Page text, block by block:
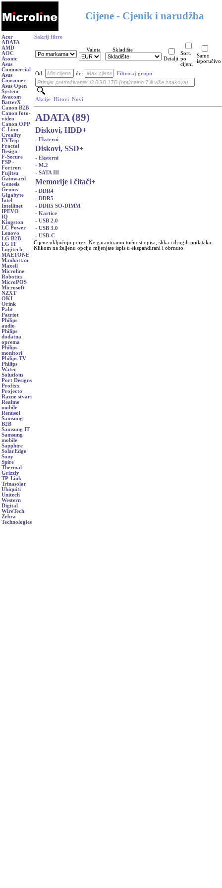
Cijene - Cjenik i narudžba
Acer
ADATA
AMD
AOC
Asonic
Asus
Commercial
Asus
Consumer
Asus Open
System
Avacom
BatterX
Canon B2B
Canon foto-
video
Canon OPP
C-Lion
Creality
EVTrip
Fractal
Design
F-Secure
FSP -
Fortron
Fujitsu
Gainward
Genesis
Genius
Gigabyte
Intel
Intellinet
IPEVO
IQ
Kingston
LC Power
Lenovo
LG B2B
LG IT
Logitech
MAETONE
Manhattan
Maxell
Microline
Robotics
MicroPOS
Microsoft
NZXT
OKI
Orink
Palit
Patriot
Philips
audio
Philips
dodatna
oprema
Philips
monitori
Philips TV
Philips
Water
Solutions
Port Designs
Profixx
Projecto
Razne stvari
Realme
mobile
Renusol
Samsung
B2B
Samsung IT
Samsung
mobile
Sapphire
SolarEdge
Sony
Spire
Thermal
Grizzly
TP-Link
Trinasolar
Ubiquiti
Unitech
Western
Digital
WireTech
Zebra
Technologies
Sakrij filtre
Valuta
Skladište
Detalji
Sort.
po
cijeni
Samo
isporučivo
Od: do: Filtriraj grupu
Akcije Hitovi Novi
ADATA (89)
Diskovi, HDD+
- Eksterni
Diskovi, SSD+
- Eksterni
- M.2
- SATA III
Memorije i čitači+
- DDR4
- DDR5
- DDR5 SO-DIMM
- Kartice
- USB 2.0
- USB 3.0
- USB-C
Cijene uključuju porez. Ne garantiramo točnost opisa, slika i drugih podataka.
Klikom na željenu opciju mijenjate ispis u ekspandirani i obrnuto.